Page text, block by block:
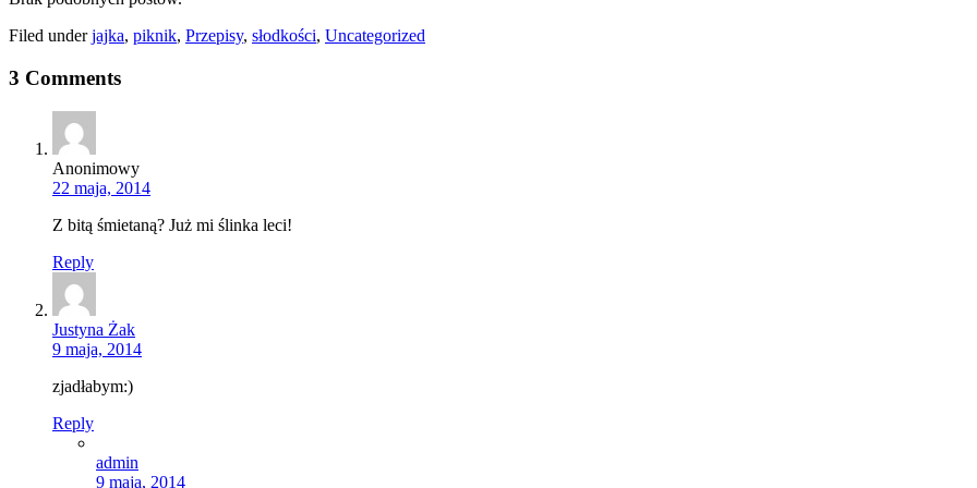
Filed underjajka, piknik, Przepisy, słodkości, Uncategorized
3 Comments
Anonimowy
22 maja, 2014
Z bitą śmietaną? Już mi ślinka leci!
Reply
Justyna Żak
9 maja, 2014
zjadłabym:)
Reply
admin
9 maja, 2014